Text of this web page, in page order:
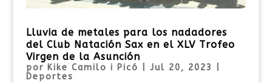
Lluvia de metales para los nadadores
del Club Natación Sax en el XLV Trofeo
Virgen de la Asunción
por Kike Camilo i Picó Jul 20, 2023
Deportes